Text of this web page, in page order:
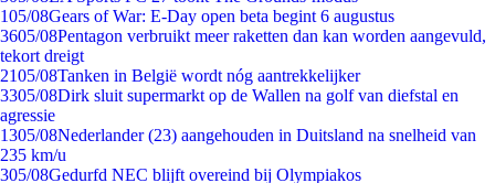
105/08Gears of War: E-Day open beta begint 6 augustus
3605/08Pentagon verbruikt meer raketten dan kan worden aangevuld,
tekort dreigt
2105/08Tanken in België wordt nóg aantrekkelijker
3305/08Dirk sluit supermarkt op de Wallen na golf van diefstal en
agressie
1305/08Nederlander (23) aangehouden in Duitsland na snelheid van
235 km/u
305/08Gedurfd NEC blijft overeind bij Olympiakos